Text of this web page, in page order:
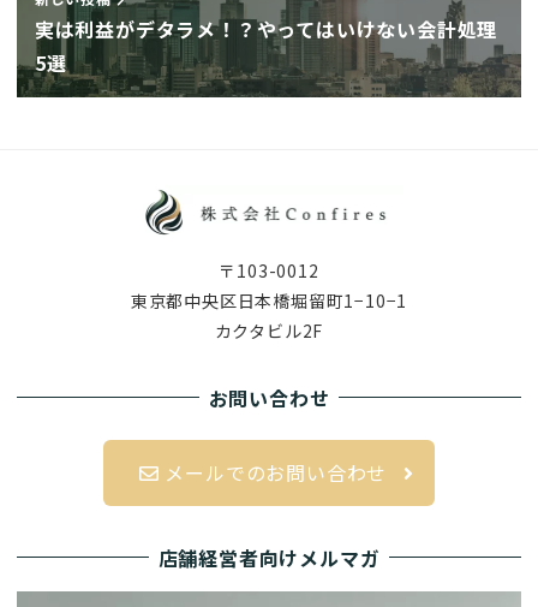
実は利益がデタラメ！？やってはいけない会計処理
5選
〒103-0012
東京都中央区日本橋堀留町1−10−1
カクタビル2F
お問い合わせ
メールでのお問い合わせ
店舗経営者向けメルマガ